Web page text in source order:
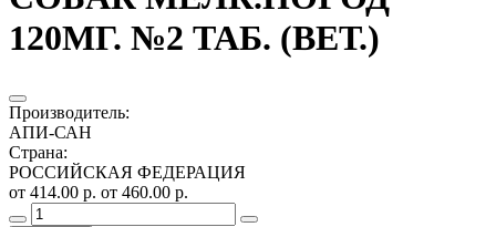
120МГ. №2 ТАБ. (ВЕТ.)
Производитель:
АПИ-САН
Страна:
РОССИЙСКАЯ ФЕДЕРАЦИЯ
от 414.00 р. от 460.00 р.